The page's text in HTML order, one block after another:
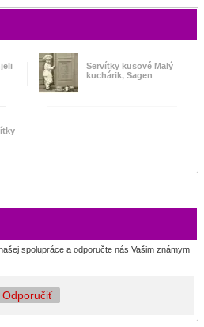
Servítky kusové Malý
kuchárik, Sagen
spolupráce a odporučte nás Vašim známym
Odporučiť